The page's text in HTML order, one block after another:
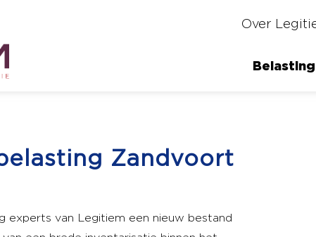
Over
Zandvoort
experts van Legitiem een nieuw bestand